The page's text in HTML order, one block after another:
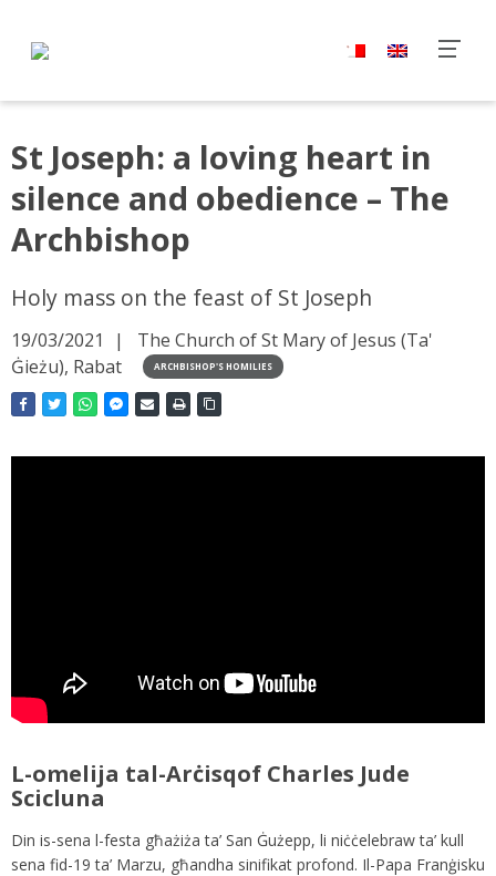
St Joseph: a loving heart in
silence and obedience – The
Archbishop
Holy mass on the feast of St Joseph
19/03/2021
The Church of St Mary of Jesus (Ta'
Ġieżu), Rabat
ARCHBISHOP'S HOMILIES
L-omelija tal-Arċisqof Charles Jude
Scicluna
Din is-sena l-festa għażiża ta’ San Ġużepp, li niċċelebraw ta’ kull
sena fid-19 ta’ Marzu, għandha sinifikat profond. Il-Papa Franġisku